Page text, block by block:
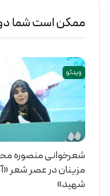
ممکن است شما
ویدئو
شعرخوانی منصوره
مزینان در عصر شعر
شهید»